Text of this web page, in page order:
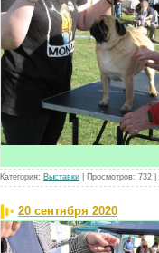
Категория: Выставки Просмотров: 732
20 сентября 2020